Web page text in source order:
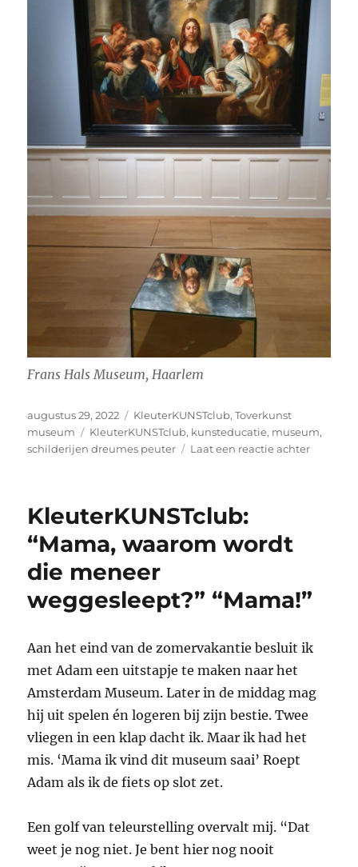
Frans Hals Museum, Haarlem
Geplaatst
op
augustus 29, 2022 Categorieën
KleuterKUNSTclub,Toverkunst
museum
Tags
KleuterKUNSTclub, kunsteducatie, museum,
schilderijen dreumes peuter
Laat een reactie achterop
poept?”
KleuterKUNSTclub:
“Mama, waarom wordt
die meneer
weggesleept?” “Mama!”
Aan het eind van de zomervakantie besluit ik
met Adam een uitstapje te maken naar het
Amsterdam Museum. Later in de middag mag
hij uit spelen én logeren bij zijn bestie. Twee
vliegen in een klap dacht ik. Maar ik had het
mis. ‘Mama ik vind dit museum saai’ Roept
Adam als ik de fiets op slot zet.
Een golf van teleurstelling overvalt mij. “Dat
weet je nog niet. Je bent hier nog nooit